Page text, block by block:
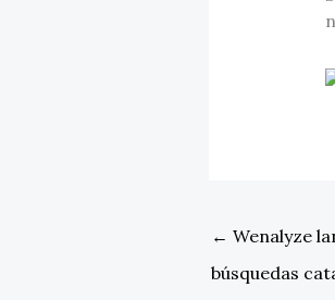
← Wenalyze
búsquedas